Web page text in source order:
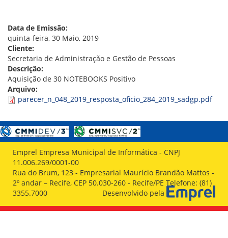
CONSELHOS
LOCALIZAÇÃO
GESTORES
GOVERNANÇA
NOTÍCIAS
COMPRAS
COMISSÕES
LICITAÇÕES
REGULAMENTO INTERNO DE LICITAÇÕES E
CONTRATO
GESTÃO DE PESSOAS
COLABORADORES
Data de Emissão:
quinta-feira, 30 Maio, 2019
Cliente:
Secretaria de Administração e Gestão de Pessoas
Descrição:
Aquisição de 30 NOTEBOOKS Positivo
Arquivo:
parecer_n_048_2019_resposta_oficio_284_2019_sadgp.pdf
Emprel Empresa Municipal de Informática - CNPJ
11.006.269/0001-00
Rua do Brum, 123 - Empresarial Maurício Brandão Mattos -
2º andar – Recife, CEP 50.030-260 - Recife/PE Telefone: (81)
3355.7000
Desenvolvido pela